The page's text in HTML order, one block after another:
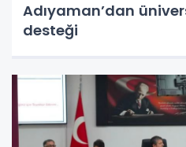
Adıyaman’dan
desteği